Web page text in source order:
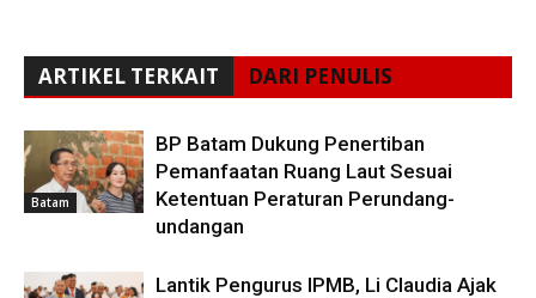
ARTIKEL TERKAIT DARI PENULIS
Batam
BP Batam Dukung Penertiban
Pemanfaatan Ruang Laut Sesuai
Ketentuan Peraturan Perundang-
undangan
Lantik Pengurus IPMB, Li Claudia Ajak